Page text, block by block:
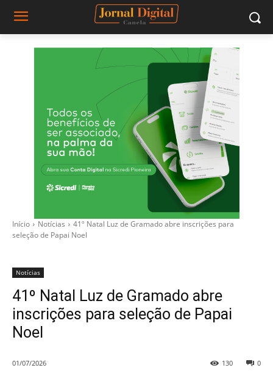
Início Notícias
41º Natal Luz de Gramado abre inscrições para
seleção de Papai Noel
Notícias
41º Natal Luz de Gramado abre
inscrições para seleção de Papai
Noel
01/07/2026 0
130